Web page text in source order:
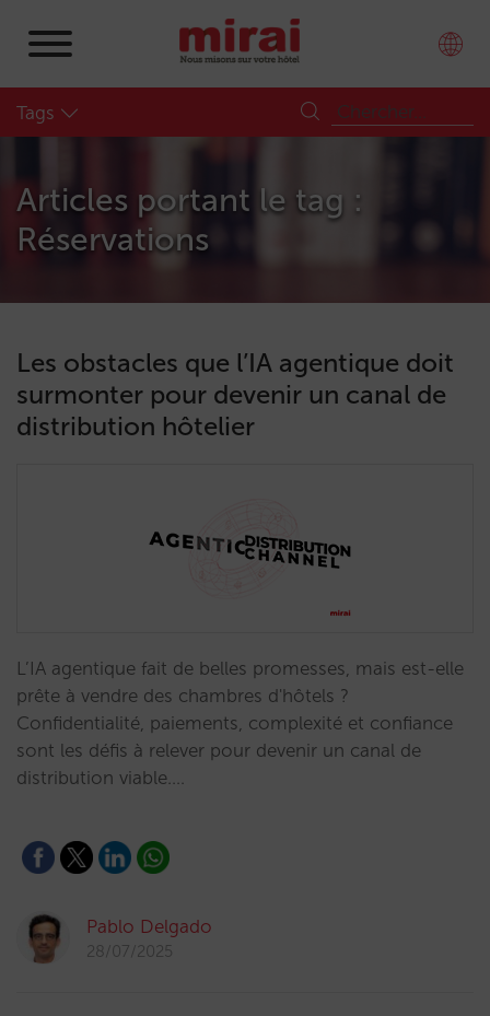
Tags
Articles portant le tag :
Réservations
Les obstacles que l’IA agentique doit
surmonter pour devenir un canal de
distribution hôtelier
L’IA agentique fait de belles promesses, mais est-elle
prête à vendre des chambres d'hôtels ?
Confidentialité, paiements, complexité et confiance
sont les défis à relever pour devenir un canal de
distribution viable.…
Pablo Delgado
28/07/2025